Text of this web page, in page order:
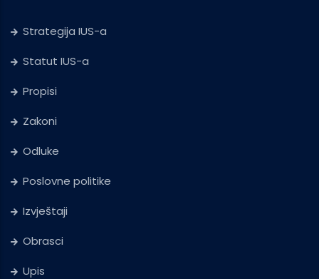
Strategija IUS-a
Statut IUS-a
Propisi
Zakoni
Odluke
Poslovne politike
Izvještaji
Obrasci
Upis